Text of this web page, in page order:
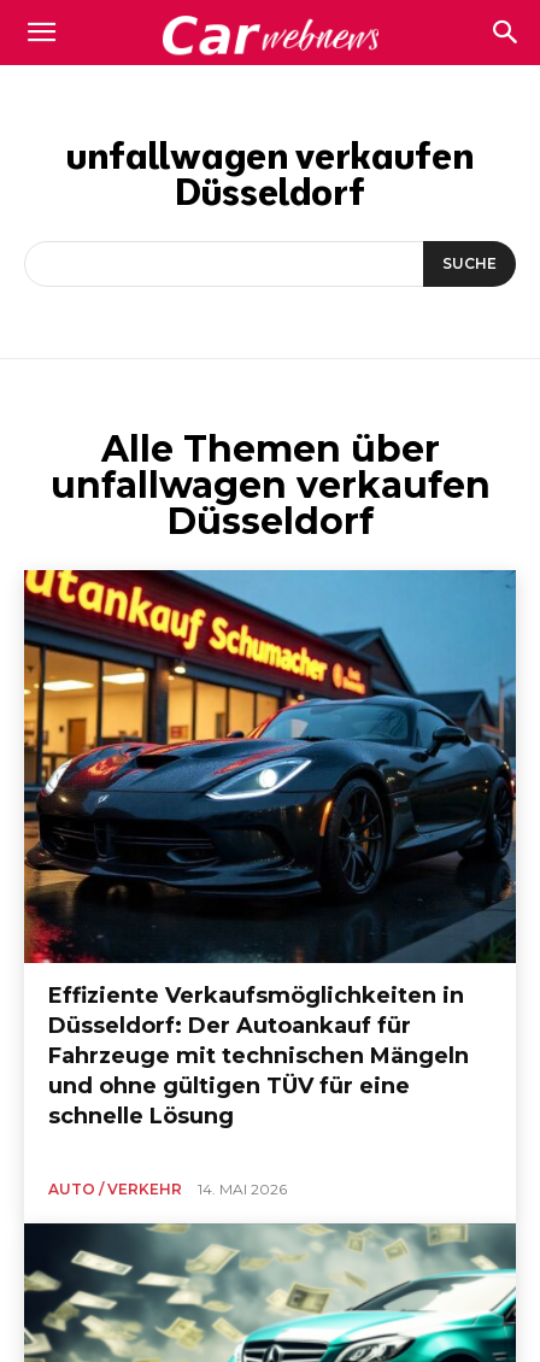
Carwebnews.com
unfallwagen verkaufen
Düsseldorf
SUCHE
Alle Themen über
unfallwagen verkaufen
Düsseldorf
Effiziente Verkaufsmöglichkeiten in
Düsseldorf: Der Autoankauf für
Fahrzeuge mit technischen Mängeln
und ohne gültigen TÜV für eine
schnelle Lösung
AUTO / VERKEHR 14. MAI 2026